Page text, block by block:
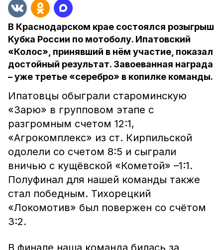
В Краснодарском крае состоялся розыгрыш
Кубка России по мотоболу. Ипатовский
«Колос», принявший в нём участие, показал
достойный результат. Завоеванная награда
– уже третье «серебро» в копилке команды.
Ипатовцы обыграли староминскую
«Зарю» в групповом этапе с
разгромным счетом 12:1,
«Агрокомплекс» из ст. Кирпильской
одолели со счетом 8:5 и сыграли
вничью с кущёвской «Кометой» –1:1.
Полуфинал для нашей команды также
стал победным. Тихорецкий
«Локомотив» был повержен со счётом
3:2.
В финале наша команда билась за